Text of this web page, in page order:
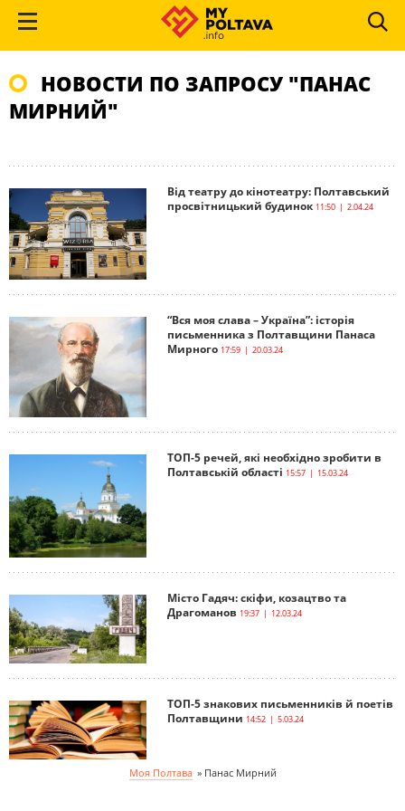
НОВОСТИ ПО ЗАПРОСУ "ПАНАС
МИРНИЙ"
Від театру до кінотеатру: Полтавський
просвітницький будинок 11:50 | 2.04.24
“Вся моя слава – Україна”: історія
письменника з Полтавщини Панаса
Мирного 17:59 | 20.03.24
ТОП-5 речей, які необхідно зробити в
Полтавській області 15:57 | 15.03.24
Місто Гадяч: скіфи, козацтво та
Драгоманов 19:37 | 12.03.24
ТОП-5 знакових письменників й поетів
Полтавщини 14:52 | 5.03.24
Моя Полтава » Панас Мирний